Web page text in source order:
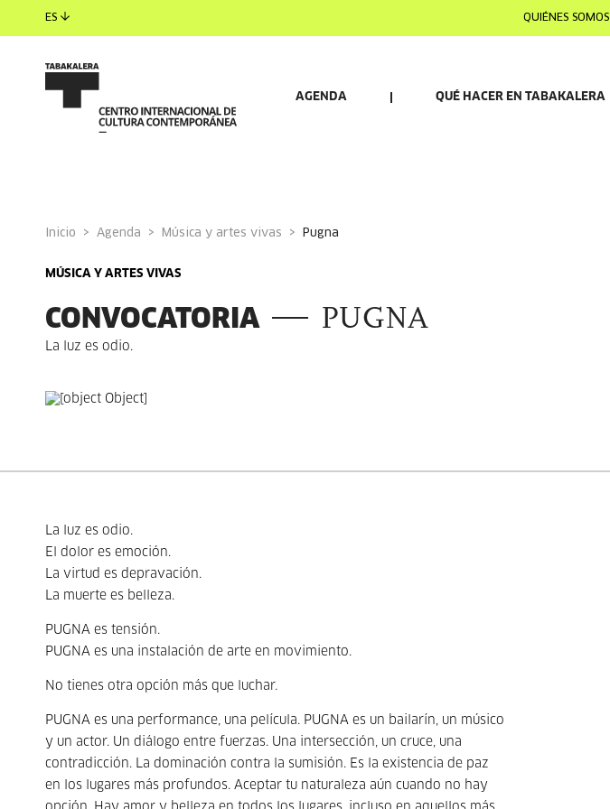
ES QUIÉNES SOMOS
AGENDA QUÉ HACER EN TABAKALERA
Inicio Agenda Música y artes vivas pugna
MÚSICA Y ARTES VIVAS
CONVOCATORIA PUGNA
La luz es odio.
La luz es odio.
El dolor es emoción.
La virtud es depravación.
La muerte es belleza.
PUGNA es tensión.
PUGNA es una instalación de arte en movimiento.
No tienes otra opción más que luchar.
PUGNA es una performance, una película. PUGNA es un bailarín, un músico
y un actor. Un diálogo entre fuerzas. Una intersección, un cruce, una
contradicción. La dominación contra la sumisión. Es la existencia de paz
en los lugares más profundos. Aceptar tu naturaleza aún cuando no hay